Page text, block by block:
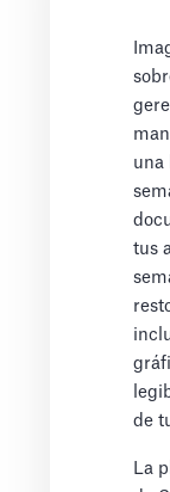
una
tus
de
La